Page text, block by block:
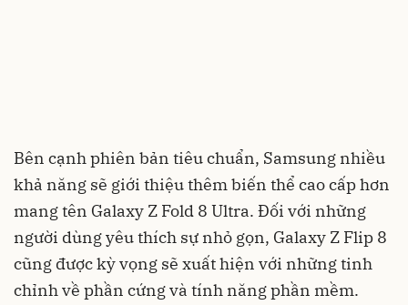
Bên cạnh phiên bản tiêu chuẩn, Samsung nhiều
khả năng sẽ giới thiệu thêm biến thể cao cấp hơn
mang tên Galaxy Z Fold 8 Ultra. Đối với những
người dùng yêu thích sự nhỏ gọn, Galaxy Z Flip 8
cũng được kỳ vọng sẽ xuất hiện với những tinh
chỉnh về phần cứng và tính năng phần mềm.